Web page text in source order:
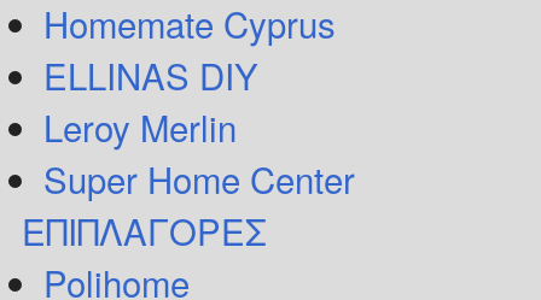
Homemate Cyprus
ELLINAS DIY
Leroy Merlin
Super Home Center
ΕΠΙΠΛΑΓΟΡΕΣ
Polihome